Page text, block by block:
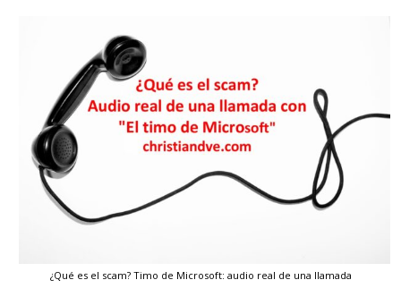
¿Qué es el scam? Timo de Microsoft: audio real de una llamada